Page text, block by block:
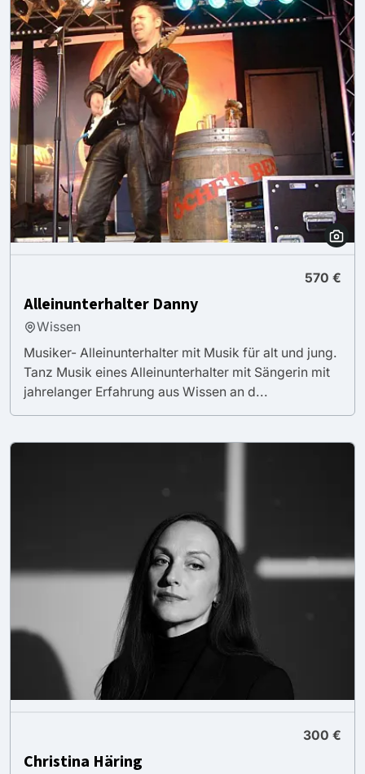
570 €
Alleinunterhalter Danny
Wissen
Musiker- Alleinunterhalter mit Musik für alt und jung.
Tanz Musik eines Alleinunterhalter mit Sängerin mit
jahrelanger Erfahrung aus Wissen an d...
300 €
Christina Häring